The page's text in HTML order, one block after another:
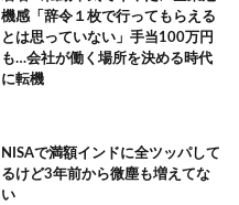
機感「辞令１枚で行ってもらえる
とは思っていない」手当100万円
も…会社が働く場所を決める時代
に転機
NISAで満額インドに全ツッパして
るけど3年前から微塵も増えてな
い